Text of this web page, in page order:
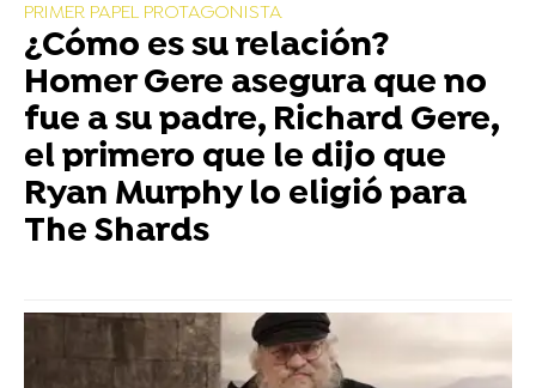
PRIMER PAPEL PROTAGONISTA
¿Cómo es su relación?
Homer Gere asegura que no
fue a su padre, Richard Gere,
el primero que le dijo que
Ryan Murphy lo eligió para
The Shards